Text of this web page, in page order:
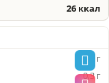
26 ккал
0,6 г
0,3 г